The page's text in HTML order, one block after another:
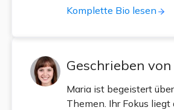
Komplette Bio lesen
Geschrieben von
Maria ist begeistert
Themen. Ihr Fokus liegt